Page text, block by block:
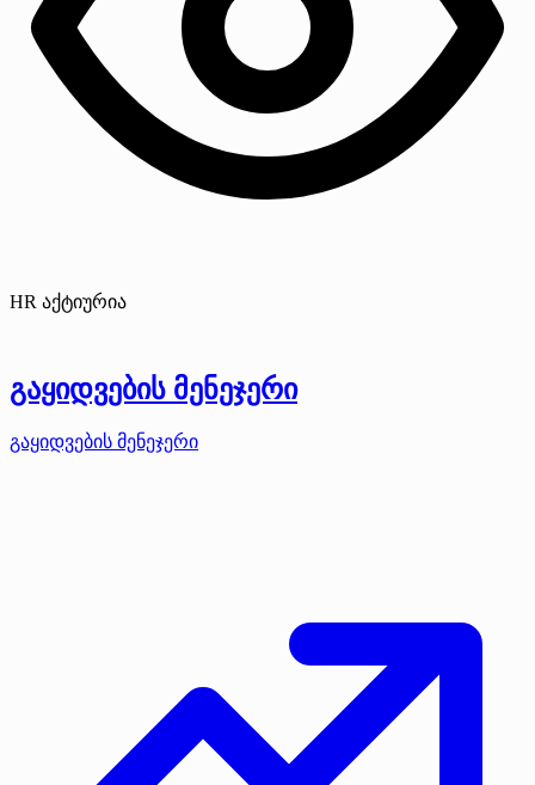
HR აქტიურია
გაყიდვების მენეჯერი
გაყიდვების მენეჯერი